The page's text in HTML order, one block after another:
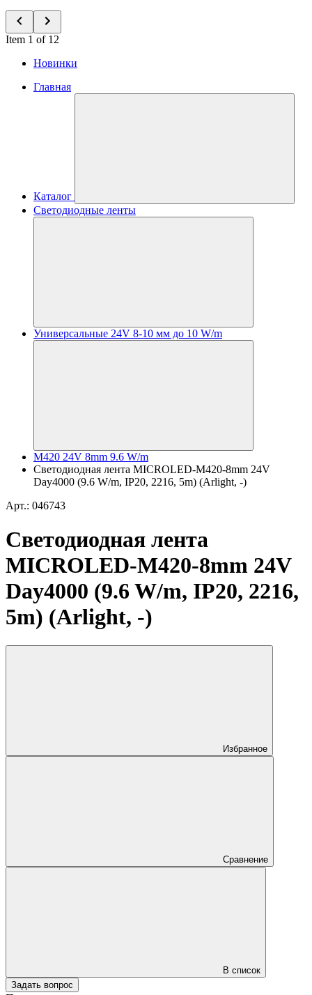
Item 1 of 12
Новинки
Главная
Каталог
Светодиодные ленты
Универсальные 24V 8-10 мм до 10 W/m
M420 24V 8mm 9.6 W/m
Светодиодная лента MICROLED-M420-8mm 24V
Day4000 (9.6 W/m, IP20, 2216, 5m) (Arlight, -)
Арт.: 046743
Светодиодная лента
MICROLED-M420-8mm 24V
Day4000 (9.6 W/m, IP20, 2216,
5m) (Arlight, -)
Избранное
Сравнение
В список
Задать вопрос